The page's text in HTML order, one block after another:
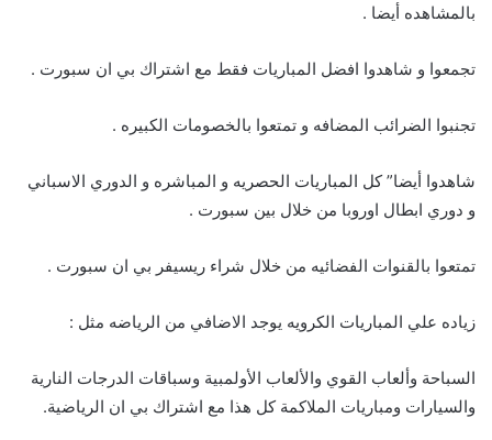
بالمشاهده أيضا .
تجمعوا و شاهدوا افضل المباريات فقط مع اشتراك بي ان سبورت .
تجنبوا الضرائب المضافه و تمتعوا بالخصومات الكبيره .
شاهدوا أيضا” كل المباريات الحصريه و المباشره و الدوري الاسباني
و دوري ابطال اوروبا من خلال بين سبورت .
تمتعوا بالقنوات الفضائيه من خلال شراء ريسيفر بي ان سبورت .
زياده علي المباريات الكرويه يوجد الاضافي من الرياضه مثل :
السباحة وألعاب القوي والألعاب الأولمبية وسباقات الدرجات النارية
والسيارات ومباريات الملاكمة كل هذا مع اشتراك بي ان الرياضية.